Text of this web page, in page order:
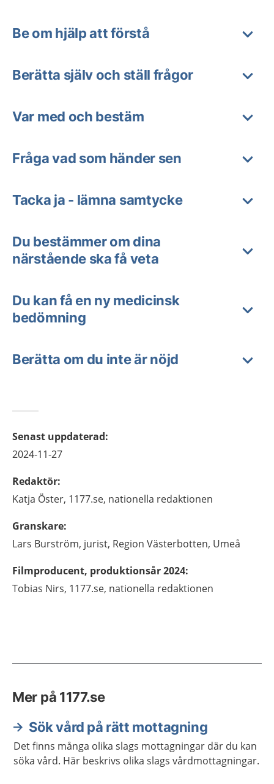
Be om hjälp att förstå
Berätta själv och ställ frågor
Var med och bestäm
Fråga vad som händer sen
Tacka ja - lämna samtycke
Du bestämmer om dina
närstående ska få veta
Du kan få en ny medicinsk
bedömning
Berätta om du inte är nöjd
Senast uppdaterad:
2024-11-27
Redaktör:
Katja Öster, 1177.se, nationella redaktionen
Granskare:
Lars Burström, jurist, Region Västerbotten, Umeå
Filmproducent, produktionsår 2024:
Tobias Nirs, 1177.se, nationella redaktionen
Mer på 1177.se
Sök vård på rätt mottagning
Det finns många olika slags mottagningar där du kan
söka vård. Här beskrivs olika slags vårdmottagningar.